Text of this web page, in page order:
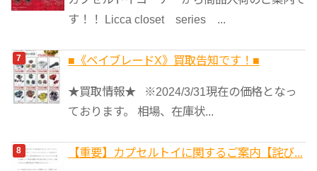
す！！ Licca closet series ...
■《ベイブレードX》買取告知です！■
★買取情報★ ※2024/3/31現在の価格となっ
ております。 相場、在庫状...
【重要】カプセルトイに関するご案内【詫び...